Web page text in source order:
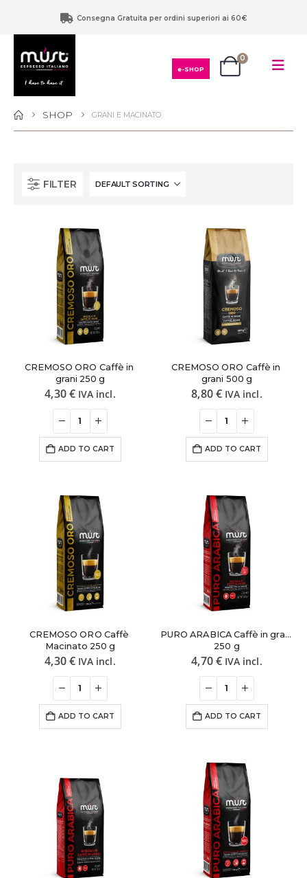
Consegna Gratuita per ordini superiori ai 60€
e-SHOP
0
SHOP GRANI E MACINATO
FILTER
CREMOSO ORO Caffè in
grani 250 g
4,30€ IVA incl.
ADD TO CART
CREMOSO ORO Caffè in
grani 500 g
8,80€ IVA incl.
ADD TO CART
CREMOSO ORO Caffè
Macinato 250 g
4,30€ IVA incl.
ADD TO CART
PURO ARABICA Caffè in grani
250 g
4,70€ IVA incl.
ADD TO CART